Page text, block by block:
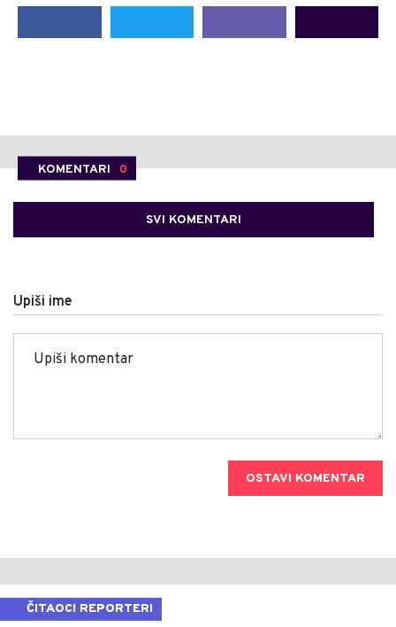
KOMENTARI 0
SVI KOMENTARI
Upiši ime
OSTAVI KOMENTAR
ČITAOCI REPORTERI